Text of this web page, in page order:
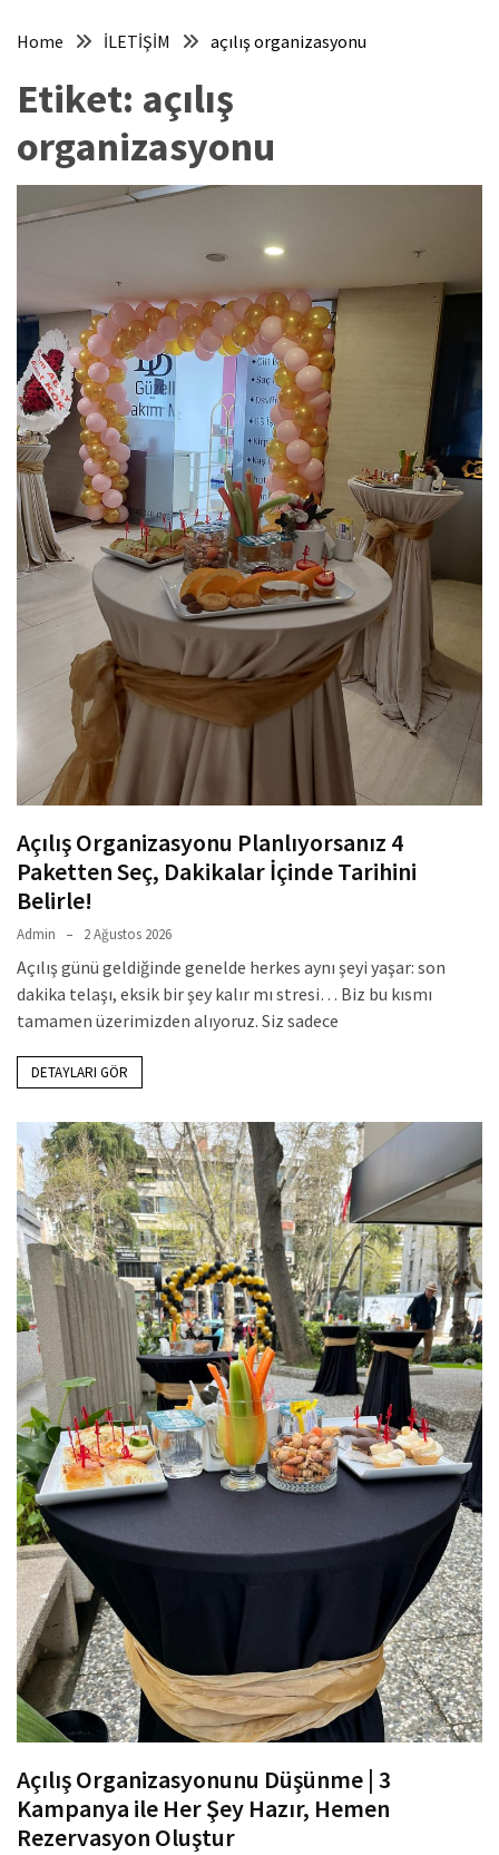
Home İLETİŞİM açılış organizasyonu
Etiket: açılış
organizasyonu
Açılış Organizasyonu Planlıyorsanız 4
Paketten Seç, Dakikalar İçinde Tarihini
Belirle!
Admin 2 Ağustos 2026
Açılış günü geldiğinde genelde herkes aynı şeyi yaşar: son
dakika telaşı, eksik bir şey kalır mı stresi… Biz bu kısmı
tamamen üzerimizden alıyoruz. Siz sadece
DETAYLARI GÖR
Açılış Organizasyonunu Düşünme | 3
Kampanya ile Her Şey Hazır, Hemen
Rezervasyon Oluştur